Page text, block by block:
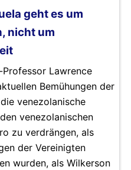
geht es um
nicht um
Lawrence
Bemühungen der
venezolanische
venezolanischen
zu verdrängen, als
der Vereinigten
wurden, als Wilkerson